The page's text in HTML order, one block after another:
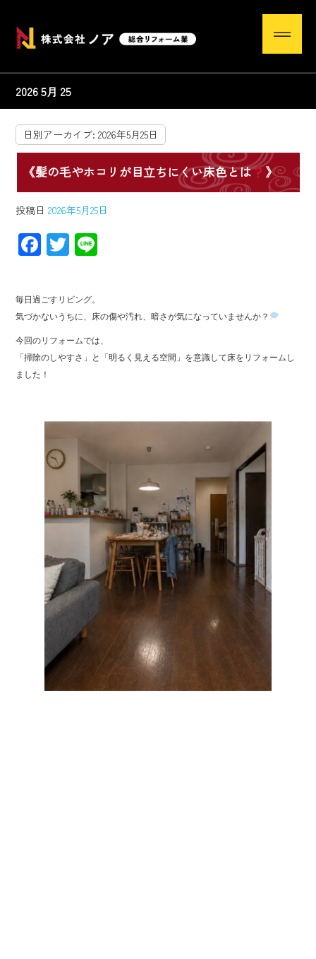
2026 5月 25
日別アーカイブ:2026年5月25日
《髪の毛やホコリが目立ちにくい床色とは 》
投稿日 2026年5月25日
F
e
b
o
ok
T
tt
er
毎日過ごすリビング。
気づかないうちに、床の傷や汚れ、暗さが気になっていませんか？
今回のリフォームでは、
「掃除のしやすさ」と「明るく見える空間」を意識して床をリフォームし
ました！